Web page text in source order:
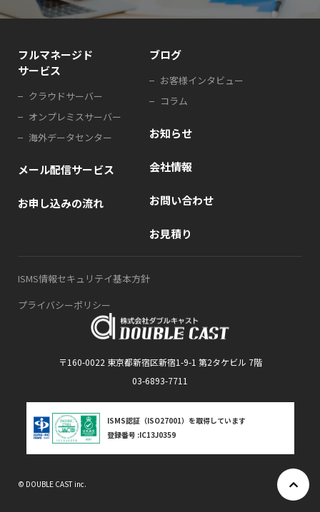
〒160-0022 東京都新宿区新宿1-9-1 第2タケビル 7階
03-6893-7711
ISMS認証（ISO27001）を取得しています
登録番号 :IC13J0359
フルマネージド
サービス
クラウドサーバー
オンプレミスサーバー
海外データセンター
メール配信サービス
お申し込みの流れ
ブログ
お客様インタビュー
コラム
お知らせ
会社情報
お問い合わせ
お見積り
ISMS情報セキュリテイ基本方針
プライバシーポリシー
© DOUBLE CAST inc.